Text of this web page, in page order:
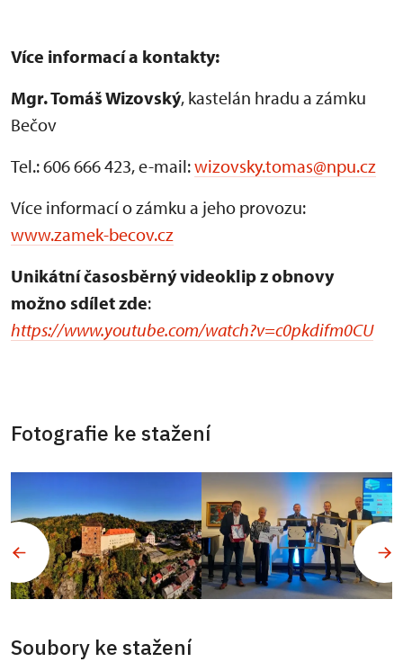
Více informací a kontakty:
Mgr. Tomáš Wizovský, kastelán hradu a zámku
Bečov
Tel.: 606 666 423, e-mail:wizovsky.tomas@npu.cz
Více informací o zámku a jeho provozu:
www.zamek-becov.cz
Unikátní časosběrný videoklip z obnovy
možno sdílet zde:
https://www.youtube.com/watch?v=c0pkdifm0CU
Fotografie ke stažení
Soubory ke stažení